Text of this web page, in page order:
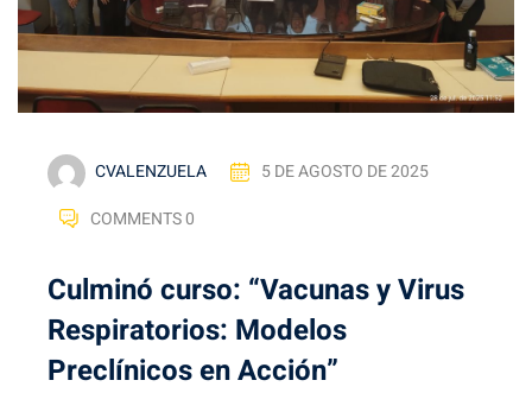
CVALENZUELA
5 DE AGOSTO DE 2025
COMMENTS 0
Culminó curso: “Vacunas y Virus
Respiratorios: Modelos
Preclínicos en Acción”